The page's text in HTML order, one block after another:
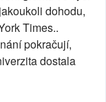
dohodu,
Times..
pokračují,
dostala